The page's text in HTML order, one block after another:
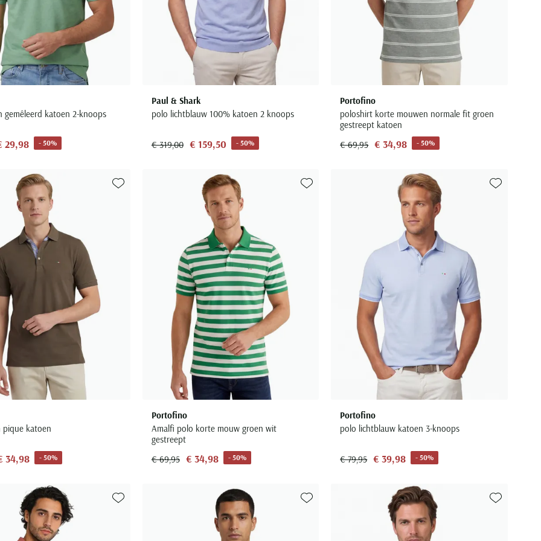
gemêleerd katoen 2-knoops
29,98 - 50%
Paul & Shark
polo lichtblauw 100% katoen 2 knoops
€ 319,00 € 159,50 - 50%
Portofino
poloshirt korte mouwen normale fit groen
gestreept katoen
€ 69,95 € 34,98 - 50%
katoen
34,98 - 50%
Toevoegen aan favorieten
Portofino
Amalfi polo korte mouw groen wit
gestreept
€ 69,95 € 34,98 - 50%
Portofino
polo lichtblauw katoen 3-knoops
€ 79,95 € 39,98 - 50%
Toevoegen aan favorieten